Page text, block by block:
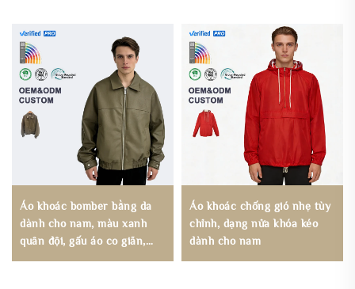
Áo khoác bomber bằng da
dành cho nam, màu xanh
quân đội, gấu áo co giãn,
Áo khoác chống gió nhẹ tùy
chỉnh, dạng nửa khóa kéo
dành cho nam